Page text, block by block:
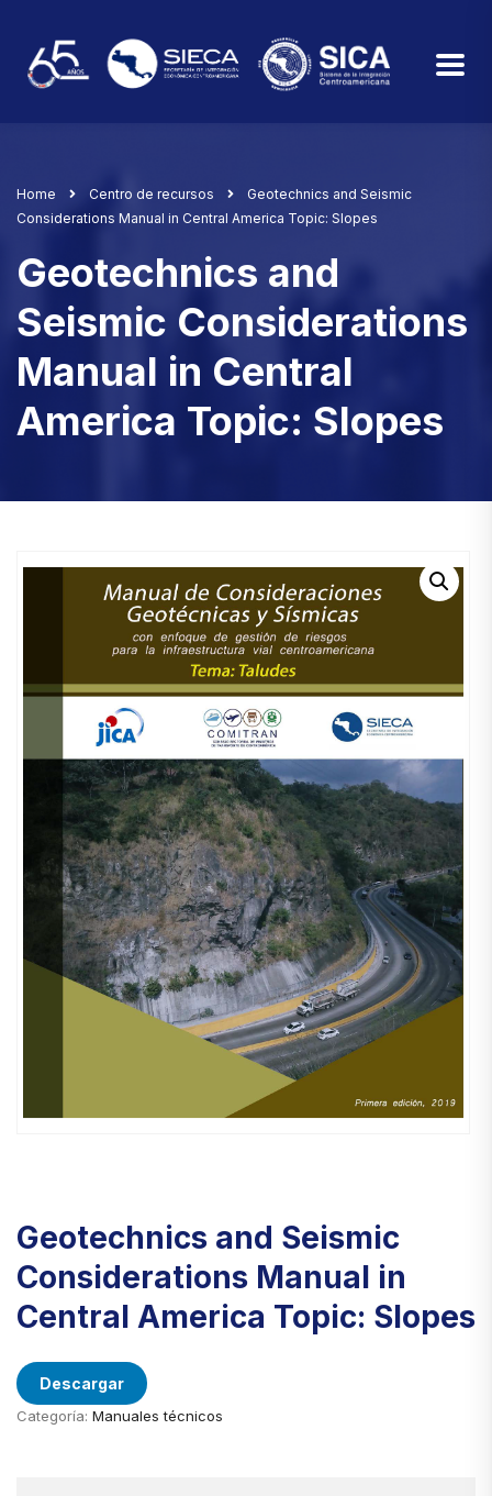
Home Centro de recursos
Geotechnics and Seismic
Considerations Manual in Central America Topic: Slopes
Geotechnics and
Seismic Considerations
Manual in Central
America Topic: Slopes
Geotechnics and Seismic
Considerations Manual in
Central America Topic: Slopes
Descargar
Categoría: Manuales técnicos